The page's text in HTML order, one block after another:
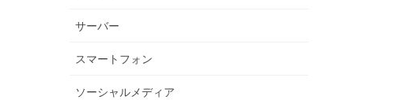
サーバー
スマートフォン
ソーシャルメディア